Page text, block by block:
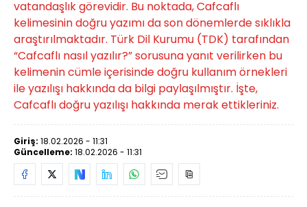
vatandaşlık görevidir. Bu noktada, Cafcaflı
kelimesinin doğru yazımı da son dönemlerde sıklıkla
araştırılmaktadır. Türk Dil Kurumu (TDK) tarafından
“Cafcaflı nasıl yazılır?” sorusuna yanıt verilirken bu
kelimenin cümle içerisinde doğru kullanım örnekleri
ile yazılışı hakkında da bilgi paylaşılmıştır. İşte,
Cafcaflı doğru yazılışı hakkında merak ettikleriniz.
Giriş: 18.02.2026 - 11:31
Güncelleme: 18.02.2026 - 11:31